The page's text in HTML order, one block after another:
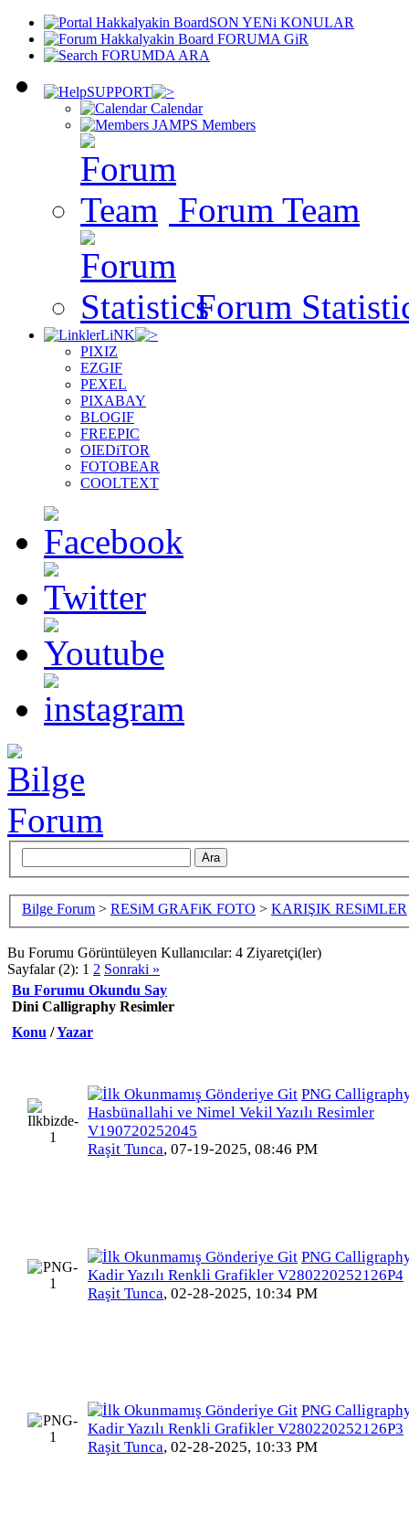
SON YENi KONULAR
FORUMA GiR
FORUMDA ARA
SUPPORT
Calendar
Members
Forum Team
Forum
LiNK
PIXIZ
EZGIF
PEXEL
PIXABAY
BLOGIF
FREEPIC
OIEDiTOR
FOTOBEAR
COOLTEXT
Bilge Forum > RESiM GRAFiK FOTO > KARIŞIK RESiMLER
Bu Forumu Görüntüleyen Kullanıcılar: 4 Ziyaretçi(ler)
Sayfalar (2): 1 2 Sonraki »
Bu Forumu Okundu Say
Dini Calligraphy Resimler
Konu /Yazar
PNG
Hasbünallahi ve Nimel Vekil Yazılı Resimler
V190720252045
Raşit Tunca, 07-19-2025, 08:46 PM
PNG
Kadir Yazılı Renkli Grafikler V280220252126P4
Raşit Tunca, 02-28-2025, 10:34 PM
PNG
Kadir Yazılı Renkli Grafikler V280220252126P3
Raşit Tunca, 02-28-2025, 10:33 PM